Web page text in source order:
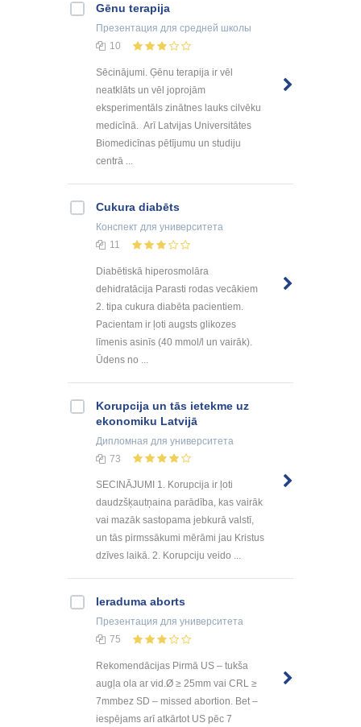
Gēnu terapija
Презентация для средней школы
10
Sēcinājumi. Ģēnu terapija ir vēl
neatklāts un vēl joprojām
eksperimentāls zinātnes lauks cilvēku
medicīnā. Arī Latvijas Universitātes
Biomedicīnas pētījumu un studiju
centrā ...
Cukura diabēts
Конспект для университета
11
Diabētiskā hiperosmolāra
dehidratācija Parasti rodas vecākiem
2. tipa cukura diabēta pacientiem.
Pacientam ir ļoti augsts glikozes
līmenis asinīs (40 mmol/l un vairāk).
Ūdens no ...
Korupcija un tās ietekme uz
ekonomiku Latvijā
Дипломная для университета
73
SECINĀJUMI 1. Korupcija ir ļoti
daudzšķautņaina parādība, kas vairāk
vai mazāk sastopama jebkurā valstī,
un tās pirmssākumi mērāmi jau Kristus
dzīves laikā. 2. Korupciju veido ...
Ieraduma aborts
Презентация для университета
75
Rekomendācijas Pirmā US – tukša
augļa ola ar vid.Ø ≥ 25mm vai CRL ≥
7mmbez SD – missed abortion. Bet –
iespējams arī atkārtot US pēc 7